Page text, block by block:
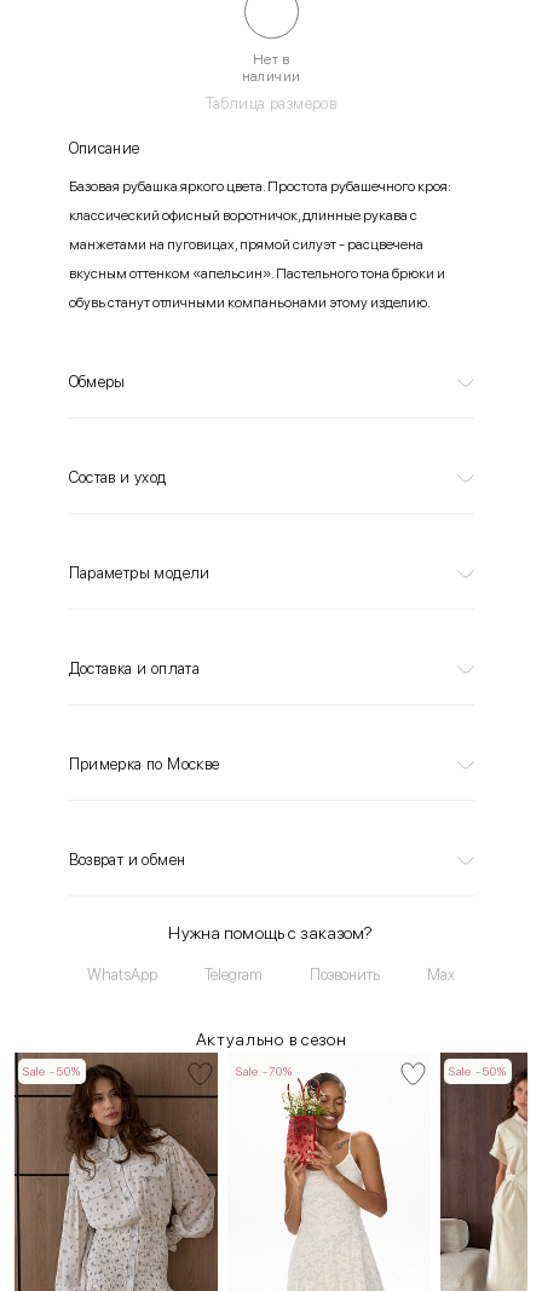
Таблица размеров
Нет в
наличии
Описание
Базовая рубашка яркого цвета. Простота рубашечного кроя:
классический офисный воротничок, длинные рукава с
манжетами на пуговицах, прямой силуэт - расцвечена
вкусным оттенком «апельсин». Пастельного тона брюки и
обувь станут отличными компаньонами этому изделию.
Обмеры
Состав и уход
Параметры модели
Доставка и оплата
Примерка по Москве
Возврат и обмен
Нужна помощь с заказом?
WhatsApp Telegram Позвонить Max
Актуально в сезон
Sale -50% Sale -70% Sale -50%